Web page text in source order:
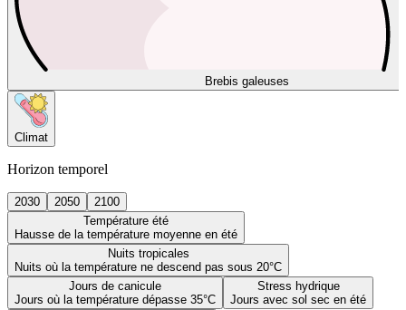
Brebis galeuses
Climat
Horizon temporel
2030 2050
2100
Température été
Hausse de la température moyenne en été
Nuits tropicales
Nuits où la température ne descend pas sous 20°C
Jours de canicule
Jours où la température dépasse 35°C
Stress hydrique
Jours avec sol sec en été